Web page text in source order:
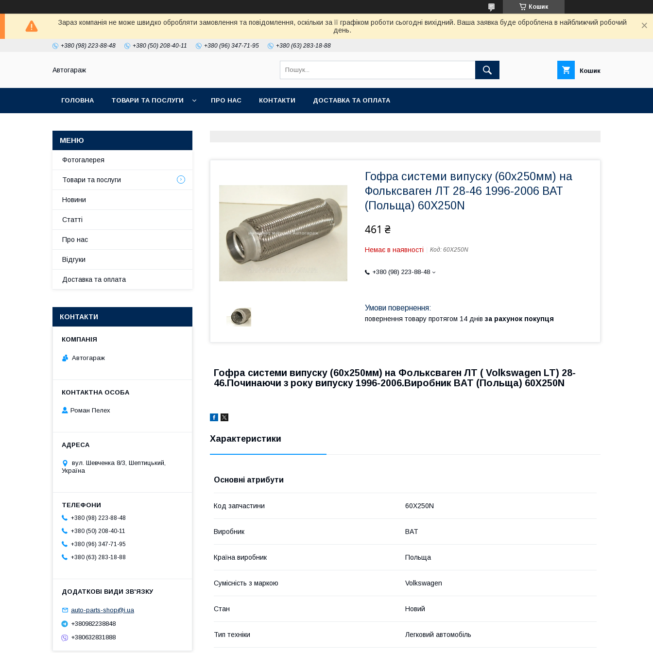
Кошик
Зараз компанія не може швидко обробляти замовлення та повідомлення, оскільки за її графіком роботи сьогодні вихідний. Ваша заявка буде оброблена в найближчий робочий
день.
+380 (98) 223-88-48 +380 (50) 208-40-11 +380 (96) 347-71-95 +380 (63) 283-18-88
Автогараж Кошик
ГОЛОВНА ТОВАРИ ТА ПОСЛУГИ ПРО НАС КОНТАКТИ ДОСТАВКА ТА ОПЛАТА
Гофра системи випуску (60х250мм) на
Фольксваген ЛТ 28-46 1996-2006 BAT
(Польща) 60X250N
461 ₴
Немає в наявності Код: 60X250N
+380 (98) 223-88-48
повернення товару протягом 14 днів за рахунок покупця
Гофра системи випуску (60х250мм) на Фольксваген ЛТ ( Volkswagen LT) 28-
46.Починаючи з року випуску 1996-2006.Виробник BAT (Польща) 60X250N
Характеристики
Основні атрибути
Код запчастини 60X250N
Виробник BAT
Країна виробник Польща
Сумісність з маркою Volkswagen
Стан Новий
Тип техніки Легковий автомобіль
Фотогалерея
Товари та послуги
Новини
Статті
Про нас
Відгуки
Доставка та оплата
КОНТАКТИ
Автогараж
Роман Пелех
вул. Шевченка 8/3, Шептицький,
Україна
+380 (98) 223-88-48
+380 (50) 208-40-11
+380 (96) 347-71-95
+380 (63) 283-18-88
auto-parts-shop@i.ua
+380982238848
+380632831888